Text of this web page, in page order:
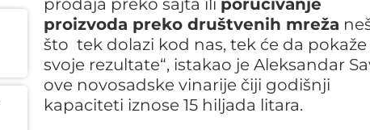
prodaja preko sajta ili poručivanje
proizvoda preko društvenih mreža
što tek dolazi kod nas, tek će da pokaže
svoje rezultate“, istakao je Aleksandar
ove novosadske vinarije čiji godišnji
kapaciteti iznose 15 hiljada litara.